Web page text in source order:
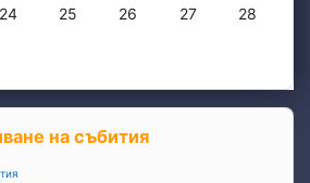
22 юни
вторник, 23 юни
Няма събития, сряда, 24 юни
24 Няма събития, четвъртък, 25 юни
25 Няма събития, петък, 26
26 Няма събития,
27 Няма
28
29 юни
вторник, 30 юни
на събития
на събития